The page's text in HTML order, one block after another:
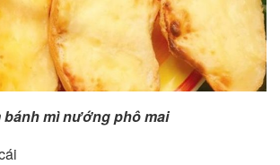
bánh mì nướng phô mai